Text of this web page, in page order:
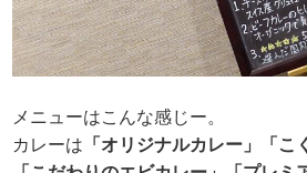
メニューはこんな感じー。
カレーは 「オリジナルカレー」「こ